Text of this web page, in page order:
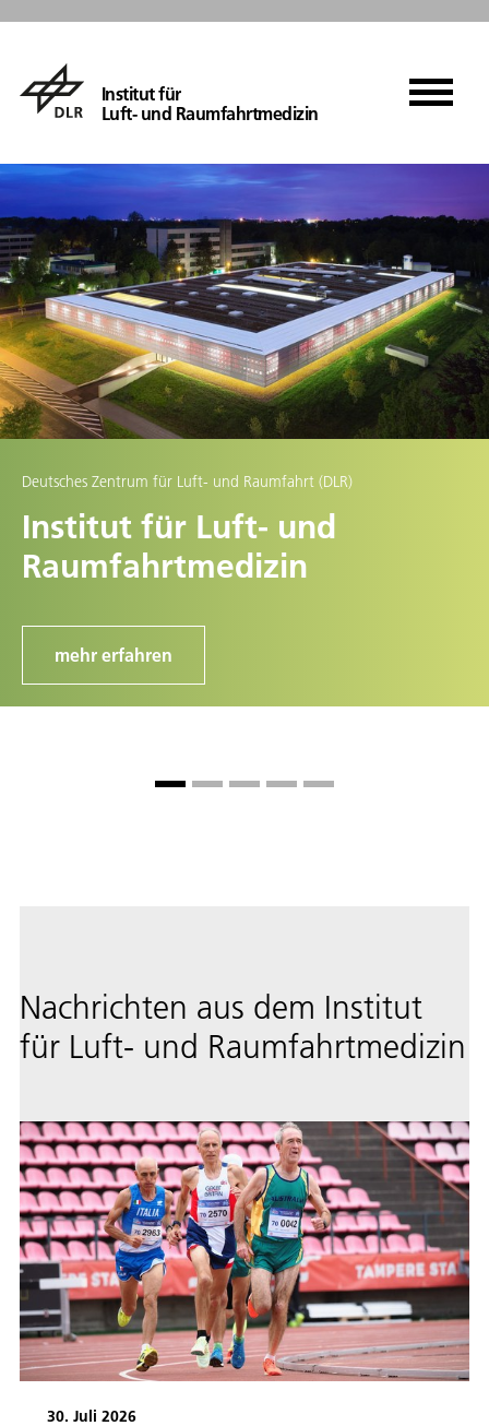
Institut für
Luft- und Raumfahrtmedizin
Deutsches Zentrum für Luft- und Raumfahrt (DLR)
Institut für Luft- und
Raumfahrtmedizin
mehr erfahren
Nachrichten aus dem Institut
für Luft- und Raumfahrtmedizin
30. Juli 2026